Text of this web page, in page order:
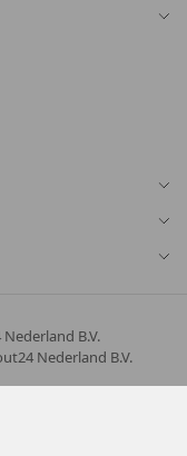
B.V.
Nederland B.V.